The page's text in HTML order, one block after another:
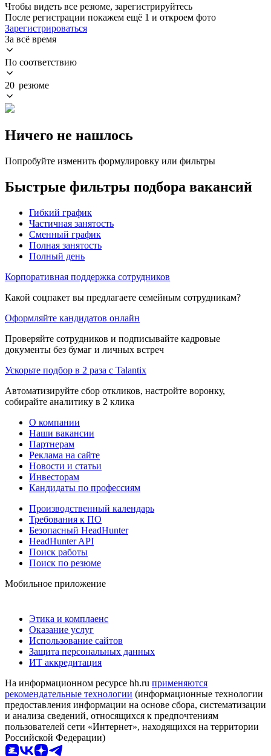
Чтобы видеть все резюме, зарегистрируйтесь
После регистрации покажем ещё 1 и откроем фото
Зарегистрироваться
За всё время
По соответствию
20 резюме
Ничего не нашлось
Попробуйте изменить формулировку или фильтры
Быстрые фильтры подбора вакансий
Гибкий график
Частичная занятость
Сменный график
Полная занятость
Полный день
Корпоративная поддержка сотрудников
Какой соцпакет вы предлагаете семейным сотрудникам?
Оформляйте кандидатов онлайн
Проверяйте сотрудников и подписывайте кадровые
документы без бумаг и личных встреч
Ускорьте подбор в 2 раза с Talantix
Автоматизируйте сбор откликов, настройте воронку,
собирайте аналитику в 2 клика
О компании
Наши вакансии
Партнерам
Реклама на сайте
Новости и статьи
Инвесторам
Кандидаты по профессиям
Производственный календарь
Требования к ПО
Безопасный HeadHunter
HeadHunter API
Поиск работы
Поиск по резюме
Мобильное приложение
Этика и комплаенс
Оказание услуг
Использование сайтов
Защита персональных данных
ИТ аккредитация
На информационном ресурсе hh.ru применяются
рекомендательные технологии (информационные технологии
предоставления информации на основе сбора, систематизации
и анализа сведений, относящихся к предпочтениям
пользователей сети «Интернет», находящихся на территории
Российской Федерации)